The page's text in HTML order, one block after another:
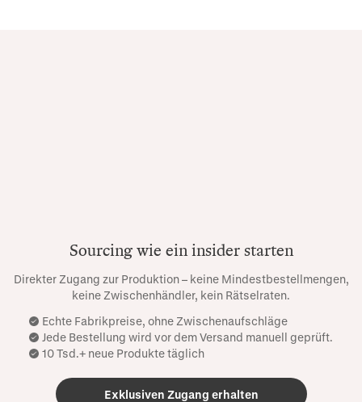
Sourcing wie ein insider starten
Direkter Zugang zur Produktion – keine Mindestbestellmengen,
keine Zwischenhändler, kein Rätselraten.
Echte Fabrikpreise, ohne Zwischenaufschläge
Jede Bestellung wird vor dem Versand manuell geprüft.
10 Tsd.+ neue Produkte täglich
Exklusiven Zugang erhalten